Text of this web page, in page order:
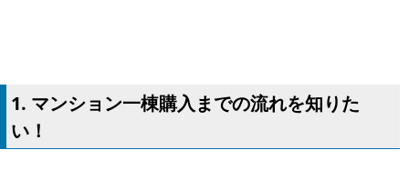
1. マンション一棟購入までの流れを知りた
い！